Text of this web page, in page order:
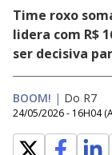
Time roxo
lidera com R$
ser decisiva
BOOM! | Do R7
24/05/2026 - 16H04